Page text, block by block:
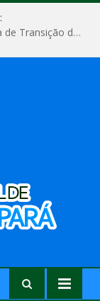
Relatório Final da Comisssão Administrativa de Transição de Mandato do Poder Legislativo do Município de Concórdia do Pará